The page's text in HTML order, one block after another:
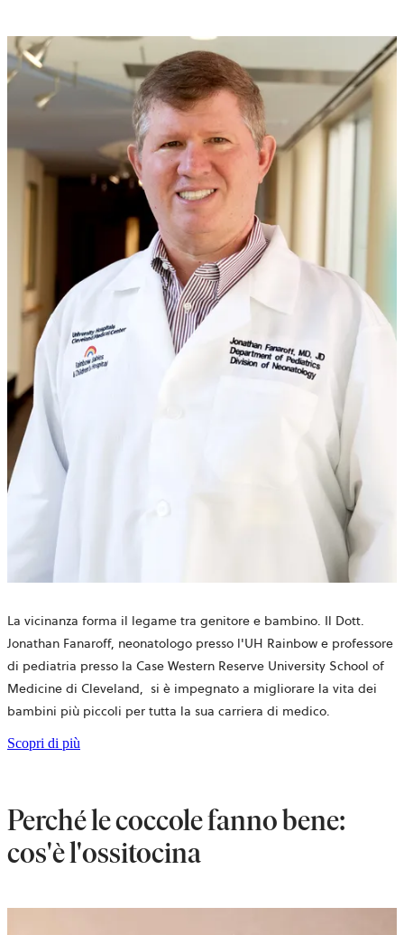
La vicinanza forma il legame tra genitore e bambino. Il Dott.
Jonathan Fanaroff, neonatologo presso l'UH Rainbow e professore
di pediatria presso la Case Western Reserve University School of
Medicine di Cleveland, si è impegnato a migliorare la vita dei
bambini più piccoli per tutta la sua carriera di medico.
Scopri di più
Perché le coccole fanno bene:
cos'è l'ossitocina